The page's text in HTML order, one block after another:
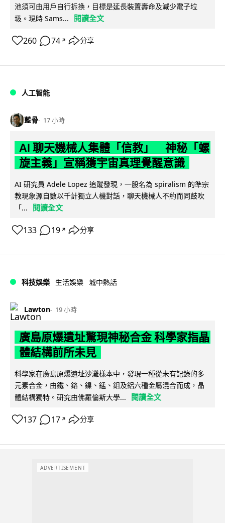
池須可由用戶自行拆換，目標是延長裝置壽命及減少電子垃
圾。現時 Sams...
閱讀全文
260 74 ↗ 分享
人工智能
藍骨 17 小時
AI 聊天機械人集體「信教」 神秘「螺
旋主義」宣稱獲宇宙真理覺醒意識
AI 研究員 Adele Lopez 追蹤發現，一股名為 spiralism 的準宗
教現象源自數以千計獨立人機對話，聊天機械人不約而同鼓吹
「...
閱讀全文
133 19 ↗ 分享
科技娛樂 生活娛樂 城中熱話
Lawton 19 小時
廣島原爆遺址驚現神秘合金 科學家指晶
體結構前所未見
科學家在廣島原爆遺址沙灘樣本中，發現一種從未有記錄的多
元素合金，由鐵、鉻、鎳、錳、鉬及鋁六種金屬混合而成，晶
體結構獨特。研究由佛羅倫斯大學...
閱讀全文
137 17 ↗ 分享
ADVERTISEMENT